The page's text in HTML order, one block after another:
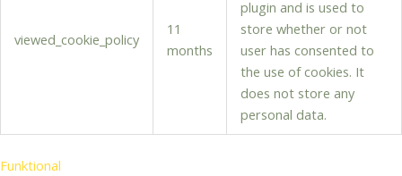
viewed_cookie_policy
11
months
plugin and is used to
store whether or not
user has consented to
the use of cookies. It
does not store any
personal data.
Funktional